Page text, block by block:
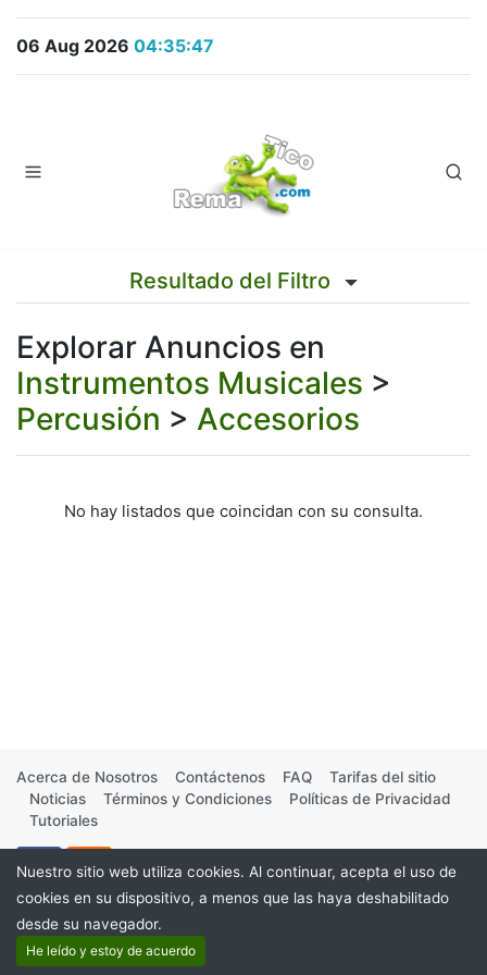
06 Aug 2026 04:35:47
Resultado del Filtro
Explorar Anuncios en
Instrumentos Musicales >
Percusión > Accesorios
No hay listados que coincidan con su consulta.
Acerca de Nosotros Contáctenos FAQ
Tarifas del sitio
Noticias
Términos y Condiciones
Políticas de Privacidad
Tutoriales
Nuestro sitio web utiliza cookies. Al continuar, acepta el uso de
cookies en su dispositivo, a menos que las haya deshabilitado
desde su navegador.
He leído y estoy de acuerdo